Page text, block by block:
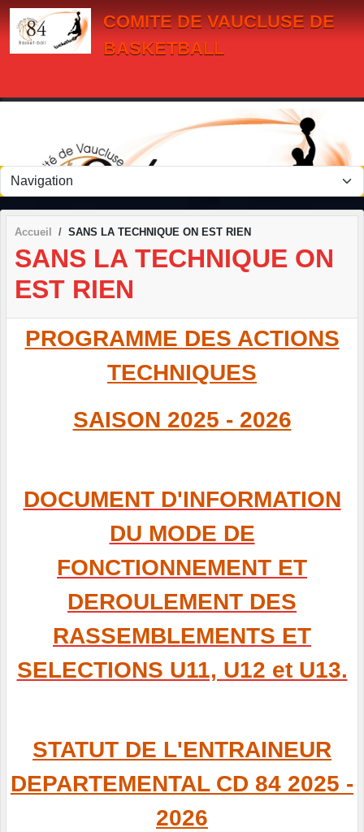
COMITE DE VAUCLUSE DE
BASKETBALL
Accueil SANS LA TECHNIQUE ON EST RIEN
SANS LA TECHNIQUE ON
EST RIEN
PROGRAMME DES ACTIONS
TECHNIQUES
SAISON 2025 - 2026
DOCUMENT D'INFORMATION
DU MODE DE
FONCTIONNEMENT ET
DEROULEMENT DES
RASSEMBLEMENTS ET
SELECTIONS U11, U12 et U13.
STATUT DE L'ENTRAINEUR
DEPARTEMENTAL CD 84 2025 -
2026
Panneau de gestion des cookies